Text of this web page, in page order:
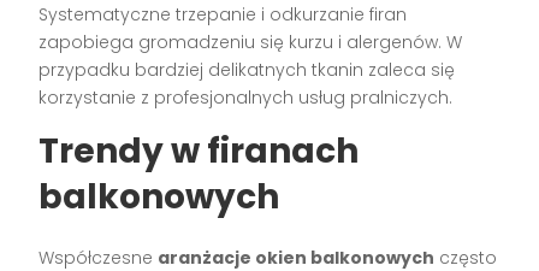
Systematyczne trzepanie i odkurzanie firan
zapobiega gromadzeniu się kurzu i alergenów. W
przypadku bardziej delikatnych tkanin zaleca się
korzystanie z profesjonalnych usług pralniczych.
Trendy w firanach
balkonowych
Współczesne aranżacje okien balkonowych często